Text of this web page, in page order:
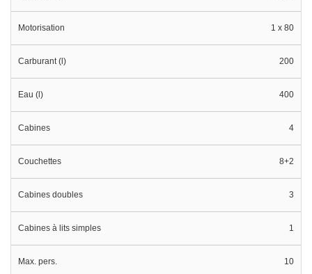
Motorisation 1 x 80
Carburant (l) 200
Eau (l) 400
Cabines 4
Couchettes 8+2
Cabines doubles 3
Cabines à lits simples 1
Max. pers. 10